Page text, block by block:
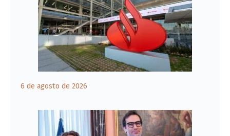
6 de agosto de 2026